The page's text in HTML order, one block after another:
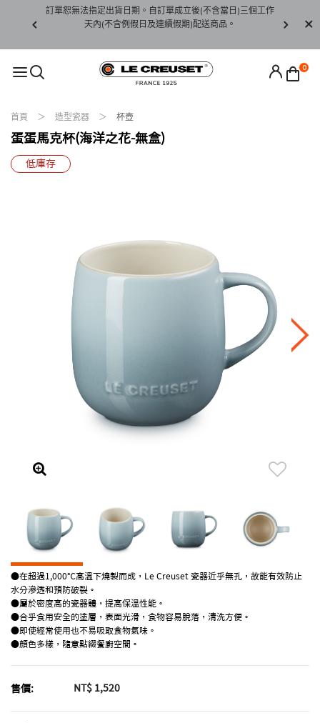
下水)，若
訂單恕無法指定出貨日期。自訂單成立後(不含當日)三個工作
天內(不含例假日及連續假期)配送商品。
請至
0
首頁 造型瓷器 杯壺
蛋蛋馬克杯(海洋之花-無盒)
低庫存
●在超過1,000℃高溫下燒製而成，Le Creuset 瓷器近乎無孔，故能有效防止
水分滲透和預防破裂。
●屬於密度高的瓷器體，提高保溫性能。
●合乎食用安全的塗層，表面光滑，食物容易脫落，清洗方便。
●即使經常使用也不易吸取食物氣味。
●顏色多樣，隨意點綴餐廚空間。
售價: NT$ 1,520